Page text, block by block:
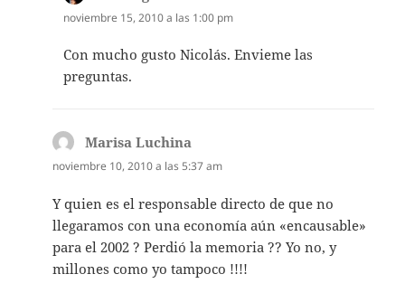
noviembre 15, 2010 a las 1:00 pm
Con mucho gusto Nicolás. Envieme las
preguntas.
Marisa Luchina
noviembre 10, 2010 a las 5:37 am
Y quien es el responsable directo de que no
llegaramos con una economía aún «encausable»
para el 2002 ? Perdió la memoria ?? Yo no, y
millones como yo tampoco !!!!